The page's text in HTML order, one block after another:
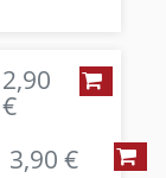
2,90
€
3,90 €